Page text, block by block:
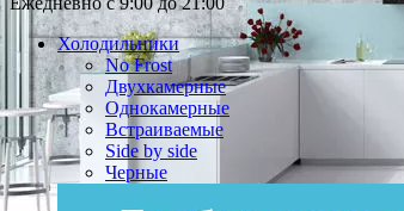
Холодильники
No Frost
Двухкамерные
Однокамерные
Встраиваемые
Side by side
Черные